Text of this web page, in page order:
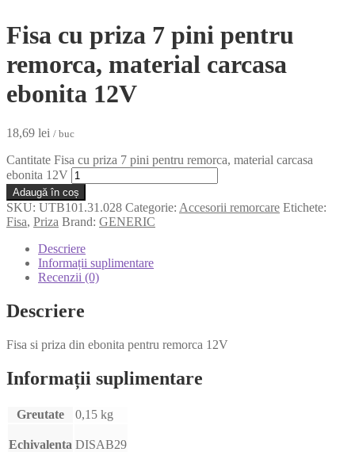
Fisa cu priza 7 pini pentru
remorca, material carcasa
ebonita 12V
18,69 lei / buc
Cantitate Fisa cu priza 7 pini pentru remorca, material carcasa
ebonita 12V
Adaugă în coș
SKU: UTB101.31.028 Categorie: Accesorii remorcare Etichete:
Fisa, Priza Brand: GENERIC
Descriere
Informații suplimentare
Recenzii (0)
Descriere
Fisa si priza din ebonita pentru remorca 12V
Informații suplimentare
Greutate 0,15 kg
Echivalenta DISAB29